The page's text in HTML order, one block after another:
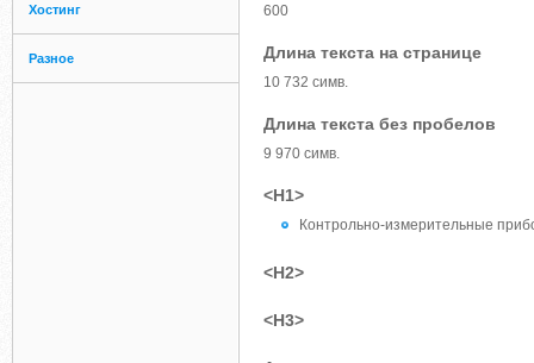
Хостинг
Разное
600
Длина текста на странице
10 732 симв.
Длина текста без пробелов
9 970 симв.
<H1>
Контрольно-измерительные
<H2>
<H3>